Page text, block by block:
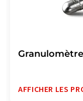
AFFICHER LES